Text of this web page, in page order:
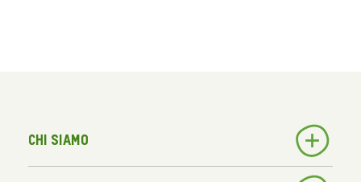
Chi siamo